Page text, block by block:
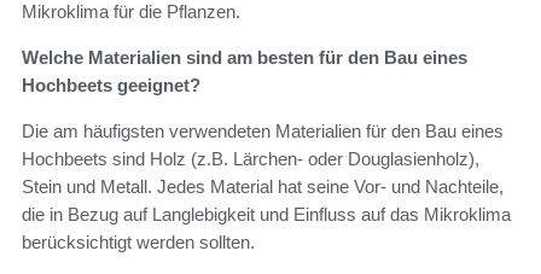
Mikroklima für die Pflanzen.
Welche Materialien sind am besten für den Bau eines
Hochbeets geeignet?
Die am häufigsten verwendeten Materialien für den Bau eines
Hochbeets sind Holz (z.B. Lärchen- oder Douglasienholz),
Stein und Metall. Jedes Material hat seine Vor- und Nachteile,
die in Bezug auf Langlebigkeit und Einfluss auf das Mikroklima
berücksichtigt werden sollten.